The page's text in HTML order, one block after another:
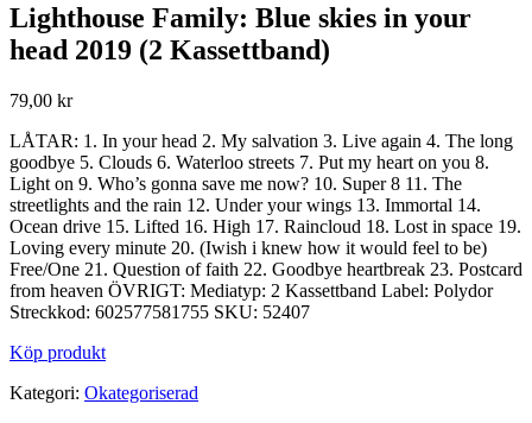
Lighthouse Family: Blue skies in your
head 2019 (2 Kassettband)
79,00 kr
LÅTAR: 1. In your head 2. My salvation 3. Live again 4. The long
goodbye 5. Clouds 6. Waterloo streets 7. Put my heart on you 8.
Light on 9. Who’s gonna save me now? 10. Super 8 11. The
streetlights and the rain 12. Under your wings 13. Immortal 14.
Ocean drive 15. Lifted 16. High 17. Raincloud 18. Lost in space 19.
Loving every minute 20. (Iwish i knew how it would feel to be)
Free/One 21. Question of faith 22. Goodbye heartbreak 23. Postcard
from heaven ÖVRIGT: Mediatyp: 2 Kassettband Label: Polydor
Streckkod: 602577581755 SKU: 52407
Köp produkt
Kategori: Okategoriserad